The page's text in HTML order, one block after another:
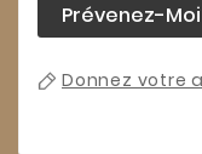
Prévenez-
Donnez votre